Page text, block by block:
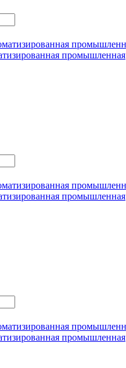
промышленная
промышленная
промышленная